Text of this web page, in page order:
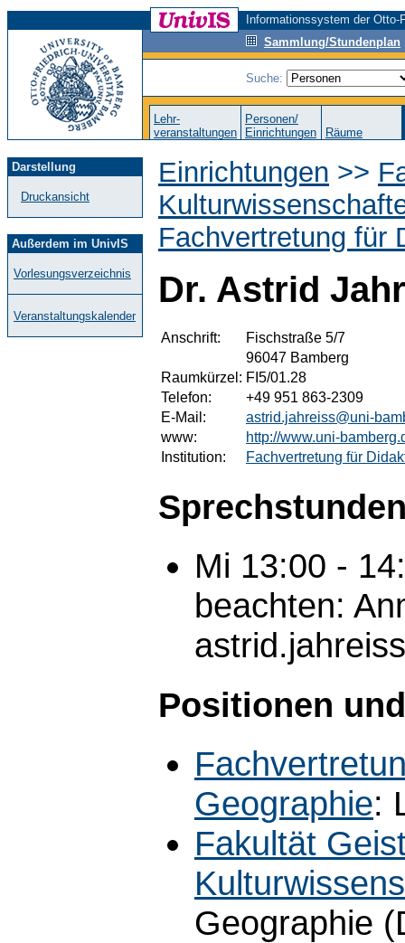
Informationssystem der
Sammlung/Stundenplan
Suche:
Lehr-
veranstaltungen
Personen/
Einrichtungen
Räume
Darstellung
Druckansicht
Außerdem im UnivIS
Vorlesungsverzeichnis
Veranstaltungskalender
Einrichtungen >>
Fachvertretung für
Dr. Astrid
Anschrift:
Fischstraße 5/7
96047 Bamberg
Raumkürzel: FI5/01.28
Telefon:
+49 951 863-2309
E-Mail:
astrid.jahreiss@uni-
www:
http://www.uni-
Institution:
Fachvertretung für
Mi 13:00 -
beachten:
Positionen
Geographie:
Fakultät
Geographie